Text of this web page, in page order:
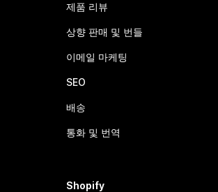
제품 리뷰
상향 판매 및 번들
이메일 마케팅
SEO
배송
통화 및 번역
Shopify